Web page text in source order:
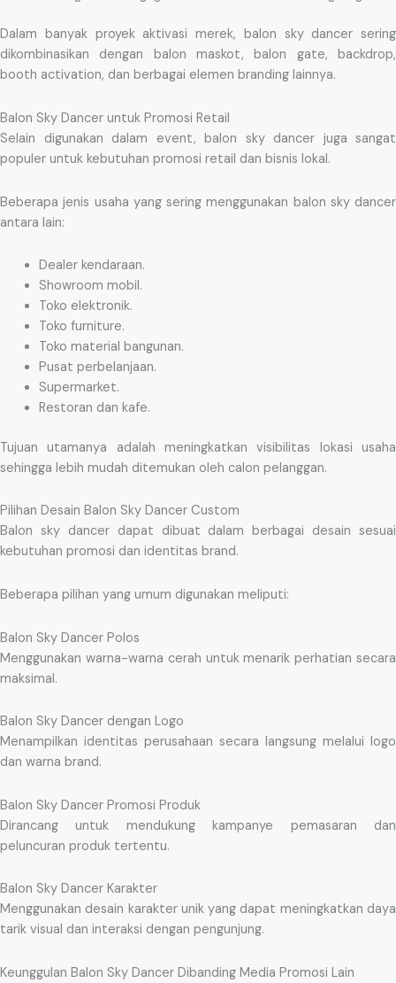
Dalam banyak proyek aktivasi merek, balon sky dancer sering
dikombinasikan dengan balon maskot, balon gate, backdrop,
booth activation, dan berbagai elemen branding lainnya.
Balon Sky Dancer untuk Promosi Retail
Selain digunakan dalam event, balon sky dancer juga sangat
populer untuk kebutuhan promosi retail dan bisnis lokal.
Beberapa jenis usaha yang sering menggunakan balon sky dancer
antara lain:
Dealer kendaraan.
Showroom mobil.
Toko elektronik.
Toko furniture.
Toko material bangunan.
Pusat perbelanjaan.
Supermarket.
Restoran dan kafe.
Tujuan utamanya adalah meningkatkan visibilitas lokasi usaha
sehingga lebih mudah ditemukan oleh calon pelanggan.
Pilihan Desain Balon Sky Dancer Custom
Balon sky dancer dapat dibuat dalam berbagai desain sesuai
kebutuhan promosi dan identitas brand.
Beberapa pilihan yang umum digunakan meliputi:
Balon Sky Dancer Polos
Menggunakan warna-warna cerah untuk menarik perhatian secara
maksimal.
Balon Sky Dancer dengan Logo
Menampilkan identitas perusahaan secara langsung melalui logo
dan warna brand.
Balon Sky Dancer Promosi Produk
Dirancang untuk mendukung kampanye pemasaran dan
peluncuran produk tertentu.
Balon Sky Dancer Karakter
Menggunakan desain karakter unik yang dapat meningkatkan daya
tarik visual dan interaksi dengan pengunjung.
Keunggulan Balon Sky Dancer Dibanding Media Promosi Lain